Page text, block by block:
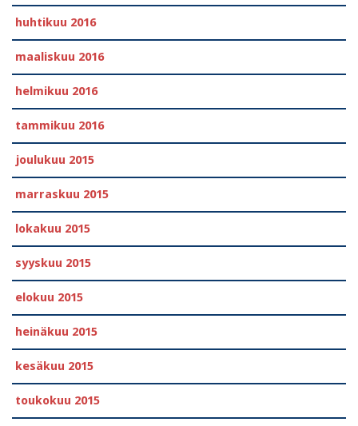
huhtikuu 2016
maaliskuu 2016
helmikuu 2016
tammikuu 2016
joulukuu 2015
marraskuu 2015
lokakuu 2015
syyskuu 2015
elokuu 2015
heinäkuu 2015
kesäkuu 2015
toukokuu 2015